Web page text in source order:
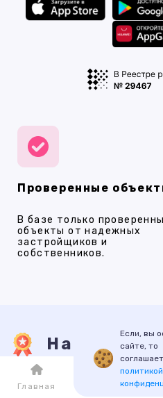
Проверенные
В базе только
объекты от надежных
застройщиков и
собственников.
Наши
ПРОДАЖА
Если, вы
сайте, то
политикой
Главная Каталог